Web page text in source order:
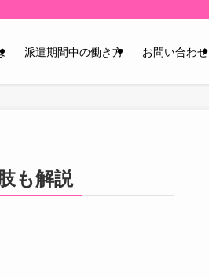
派遣期間中の働き方 お問い合わせ
も解説